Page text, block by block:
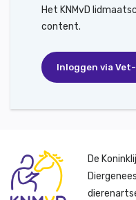
Het KNMvD
content.
Inloggen via
De